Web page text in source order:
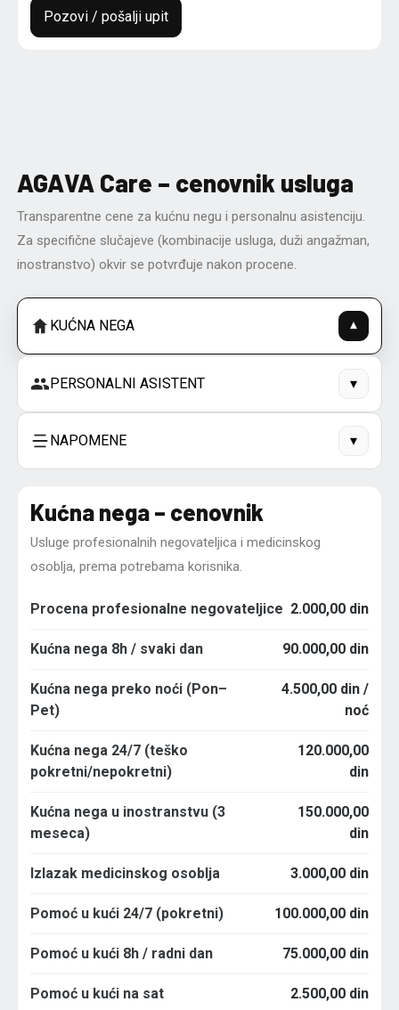
Pozovi / pošalji upit
AGAVA Care – cenovnik usluga
Transparentne cene za kućnu negu i personalnu asistenciju.
Za specifične slučajeve (kombinacije usluga, duži angažman,
inostranstvo) okvir se potvrđuje nakon procene.
KUĆNA NEGA ▾
PERSONALNI ASISTENT ▾
NAPOMENE ▾
Kućna nega – cenovnik
Usluge profesionalnih negovateljica i medicinskog
osoblja, prema potrebama korisnika.
Procena profesionalne negovateljice 2.000,00 din
Kućna nega 8h / svaki dan 90.000,00 din
Kućna nega preko noći (Pon–
Pet)
4.500,00 din /
noć
Kućna nega 24/7 (teško
pokretni/nepokretni)
120.000,00
din
Kućna nega u inostranstvu (3
meseca)
150.000,00
din
Izlazak medicinskog osoblja 3.000,00 din
Pomoć u kući 24/7 (pokretni) 100.000,00 din
Pomoć u kući 8h / radni dan 75.000,00 din
Pomoć u kući na sat 2.500,00 din